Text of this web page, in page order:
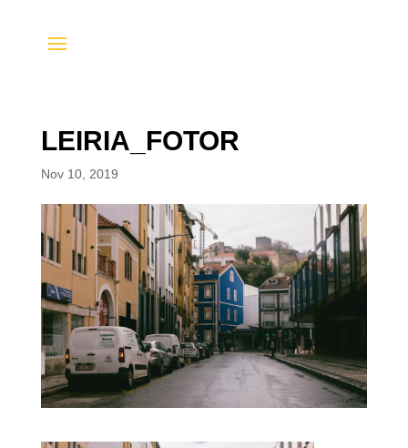
LEIRIA_FOTOR
Nov 10, 2019